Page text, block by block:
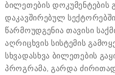
ბილეთების დოკუმენტების
დაკავშირებულ
წარმოუდგენია თავისი
აღრიცხვის სისტემის
სხვადასხვა ბილეთების
პროგრამა, გარდა